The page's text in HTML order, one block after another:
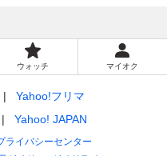
ウォッチ マイオク
Yahoo!フリマ
Yahoo! JAPAN
ライバシーセンター